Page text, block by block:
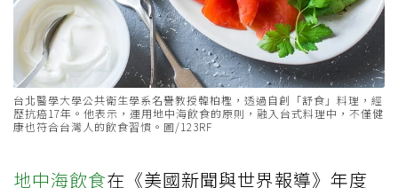
台北醫學大學公共衛生學系名譽教授韓柏檉，透過自創「舒食」料理，經
歷抗癌17年。他表示，運用地中海飲食的原則，融入台式料理中，不僅健
康也符合台灣人的飲食習慣。圖/123RF
地中海飲食在《美國新聞與世界報導》年度